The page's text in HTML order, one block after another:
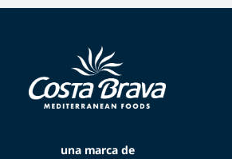
una marca de